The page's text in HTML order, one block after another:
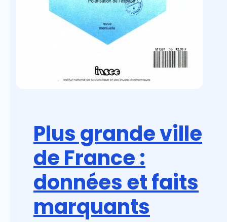
Plus grande ville
de France :
données et faits
marquants